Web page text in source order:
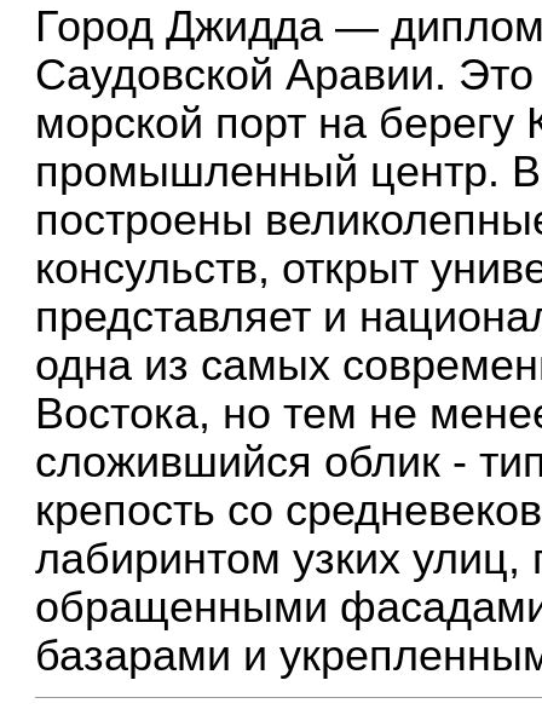
Город Джидда —
Саудовской Аравии.
морской порт на берегу
промышленный центр. В
построены
консульств, открыт
представляет и
одна из самых
Востока, но тем не
сложившийся облик -
крепость со
лабиринтом узких
обращенными
базарами и